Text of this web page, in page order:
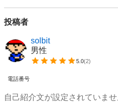
投稿者
solbit
男性
5.0(2)
電話番号
自己紹介文が設定されていませ